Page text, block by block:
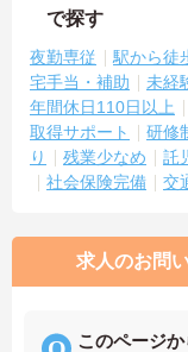
で探す
夜勤専従 駅から徒
宅手当・補助
未経
年間休日110日以上
取得サポート
研修
り
残業少なめ 託
社会保険完備
交
求人のお問
このページ